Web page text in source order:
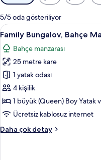
için
mevcut
filtreler
5/5 oda gösteriliyor
Family
Bungalov,
Bahçe
Manzaralı
için
tüm
fotoğrafları
görün
3
Family Bungalov, Bahçe
Bahçe manzarası
25 metre kare
1 yatak odası
4 kişilik
1 büyük (Queen) Boy Yatak
Ücretsiz kablosuz internet
Daha çok detay
Family